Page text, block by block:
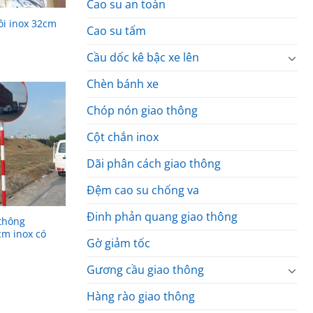
inox 32cm
inox có
Cao su an toàn
Cao su tấm
Cầu dốc kê bậc xe lên
Chèn bánh xe
Chóp nón giao thông
Cột chắn inox
Dãi phân cách giao thông
Đệm cao su chống va
Đinh phản quang giao thông
Gờ giảm tốc
Gương cầu giao thông
Hàng rào giao thông